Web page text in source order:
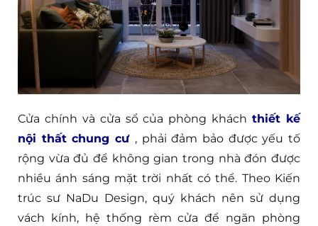
Cửa chính và cửa sổ của phòng kháchthiết kế
nội thất chung cư , phải đảm bảo được yếu tố
rộng vừa đủ để không gian trong nhà đón được
nhiều ánh sáng mặt trời nhất có thể. Theo Kiến
trúc sư NaDu Design, quý khách nên sử dụng
vách kính, hệ thống rèm cửa để ngăn phòng